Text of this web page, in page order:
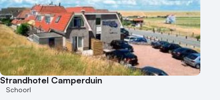
Strandhotel Camperduin
Schoorl